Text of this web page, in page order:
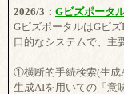
2026/3： Gビズポータ
GビズポータルはGビ
口的なシステムで、主
①横断的手続検索(生成
生成AIを用いての「意